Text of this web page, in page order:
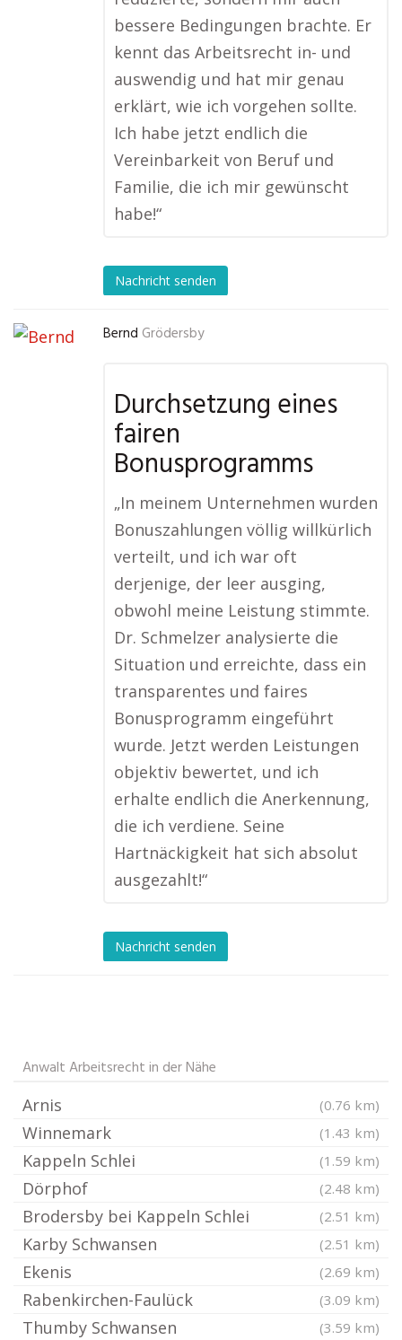
bessere Bedingungen brachte. Er
kennt das Arbeitsrecht in- und
auswendig und hat mir genau
erklärt, wie ich vorgehen sollte.
Ich habe jetzt endlich die
Vereinbarkeit von Beruf und
Familie, die ich mir gewünscht
habe!“
Nachricht senden
Bernd Grödersby
Durchsetzung eines
fairen
Bonusprogramms
„In meinem Unternehmen wurden
Bonuszahlungen völlig willkürlich
verteilt, und ich war oft
derjenige, der leer ausging,
obwohl meine Leistung stimmte.
Dr. Schmelzer analysierte die
Situation und erreichte, dass ein
transparentes und faires
Bonusprogramm eingeführt
wurde. Jetzt werden Leistungen
objektiv bewertet, und ich
erhalte endlich die Anerkennung,
die ich verdiene. Seine
Hartnäckigkeit hat sich absolut
ausgezahlt!“
Nachricht senden
Anwalt Arbeitsrecht in der Nähe
Arnis (0.76 km)
Winnemark (1.43 km)
Kappeln Schlei (1.59 km)
Dörphof (2.48 km)
Brodersby bei Kappeln Schlei (2.51 km)
Karby Schwansen (2.51 km)
Ekenis (2.69 km)
Rabenkirchen-Faulück (3.09 km)
Thumby Schwansen (3.59 km)